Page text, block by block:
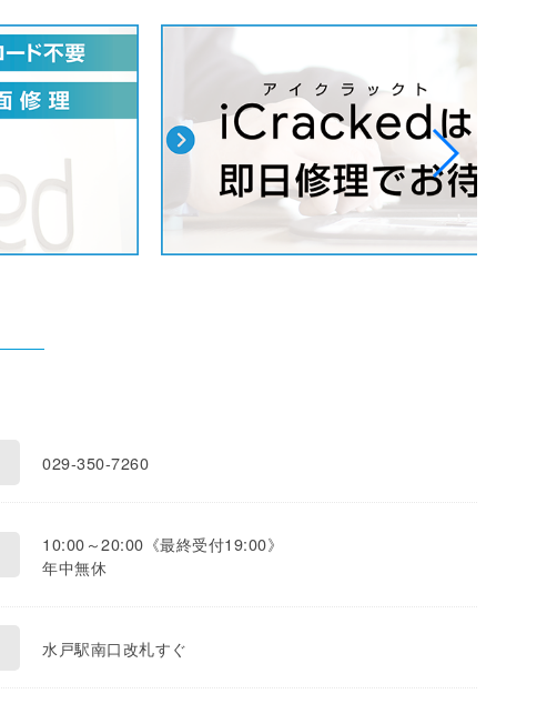
029-350-7260
10:00～20:00《最終受付19:00》
年中無休
水戸駅南口改札すぐ